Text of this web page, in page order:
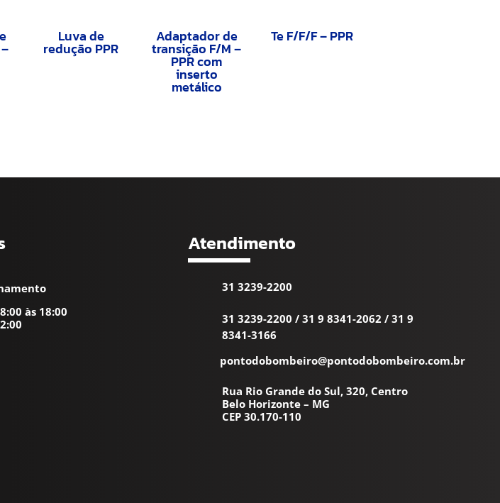
Luva de
redução PPR
Adaptador de
transição F/M –
PPR com
inserto
metálico
Te F/F/F – PPR
às 18:00
Atendimento
31 3239-2200
31 3239-2200 / 31 9 8341-2062 / 31 9
8341-3166
pontodobombeiro@pontodobombeiro.com.br
Rua Rio Grande do Sul, 320, Centro
Belo Horizonte – MG
CEP 30.170-110